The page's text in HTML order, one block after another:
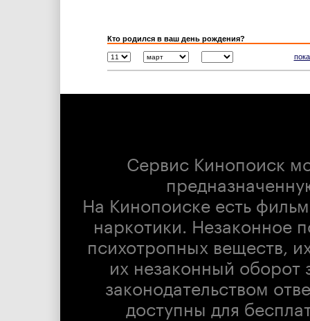
Кто родился в ваш день рождения?
Сервис Кинопоиск
На Кинопоиске есть
наркотики. Незаконное
психотропных веществ,
их незаконный оборот
законодательством
доступны для